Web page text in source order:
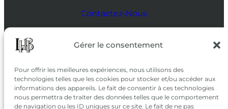
Gérer le consentement
Pour offrir les meilleures expériences, nous utilisons des
technologies telles que les cookies pour stocker et/ou accéder aux
informations des appareils. Le fait de consentir à ces technologies
nous permettra de traiter des données telles que le comportement
de navigation ou les ID uniques sur ce site. Le fait de ne pas
Contactez-Nous
SUIVEZ-NOUS
SUR LES RÉSEAUX